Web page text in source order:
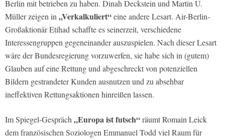
Berlin mit betrieben zu haben. Dinah Deckstein und Martin U.
Müller zeigen in „Verkalkuliert“eine andere Lesart. Air-Berlin-
Großaktionär Etihad schaffte es seinerzeit, verschiedene
Interessengruppen gegeneinander auszuspielen. Nach dieser Lesart
wäre der Bundesregierung vorzuwerfen, sie habe sich in (gutem)
Glauben auf eine Rettung und abgeschreckt von potenziellen
Bildern gestrandeter Kunden ausnutzen und zu absehbar
ineffektiven Rettungsaktionen hinreißen lassen.
Im Spiegel-Gespräch „Europa ist futsch“räumt Romain Leick
dem französischen Soziologen Emmanuel Todd viel Raum für